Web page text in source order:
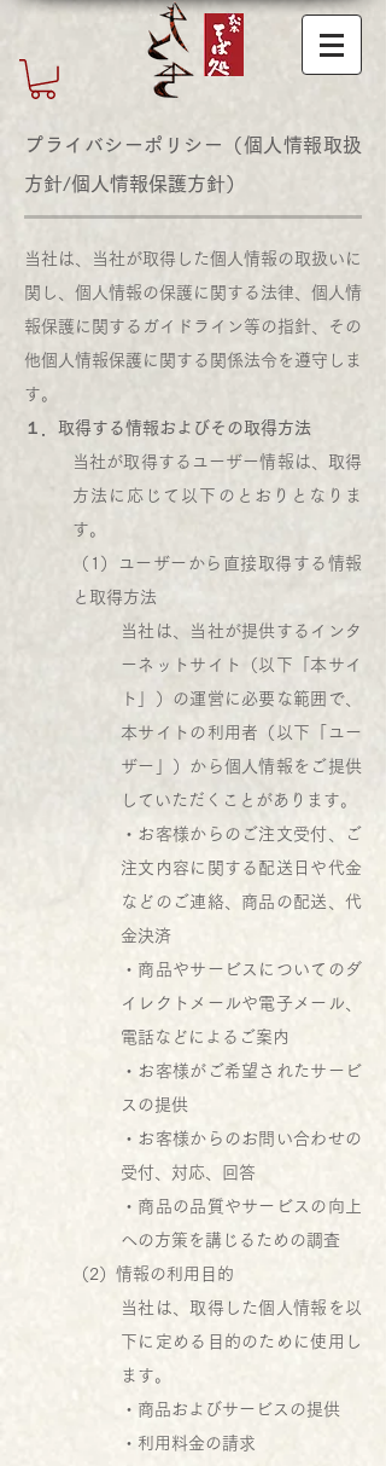
プライバシーポリシー（個人情報取扱
方針/個人情報保護方針）
当社は、当社が取得した個人情報の取扱いに
関し、個人情報の保護に関する法律、個人情
報保護に関するガイドライン等の指針、その
他個人情報保護に関する関係法令を遵守しま
す。
１．取得する情報およびその取得方法
当社が取得するユーザー情報は、取得
方法に応じて以下のとおりとなりま
す。
（1）ユーザーから直接取得する情報
と取得方法
当社は、当社が提供するインタ
ーネットサイト（以下「本サイ
ト」）の運営に必要な範囲で、
本サイトの利用者（以下「ユー
ザー」）から個人情報をご提供
していただくことがあります。
・お客様からのご注文受付、ご
注文内容に関する配送日や代金
などのご連絡、商品の配送、代
金決済
・商品やサービスについてのダ
イレクトメールや電子メール、
電話などによるご案内
・お客様がご希望されたサービ
スの提供
・お客様からのお問い合わせの
受付、対応、回答
・商品の品質やサービスの向上
への方策を講じるための調査
（2）情報の利用目的
当社は、取得した個人情報を以
下に定める目的のために使用し
ます。
・商品およびサービスの提供
・利用料金の請求